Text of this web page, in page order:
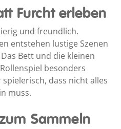
Furcht erleben
und freundlich.
entstehen lustige Szenen
Bett und die kleinen
besonders
dass nicht alles
muss.
Sammeln